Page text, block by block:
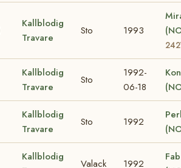
Kallblodig
Travare
Sto 1993
Kallblodig
Travare
Sto
1992-
06-18
Kallblodig
Travare
Sto 1992
Kallblodig
Valack 1992